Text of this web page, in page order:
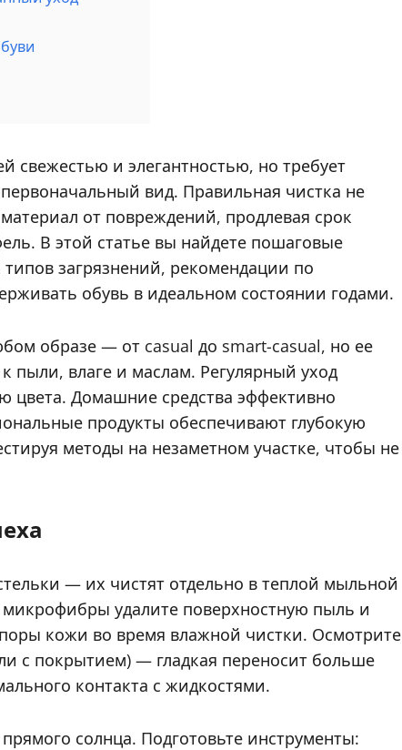
свежестью и элегантностью, но требует
вид. Правильная чистка не
от повреждений, продлевая срок
В этой статье вы найдете пошаговые
загрязнений, рекомендации по
обувь в идеальном состоянии годами.
образе — от casual до smart-casual, но ее
пыли, влаге и маслам. Регулярный уход
Домашние средства эффективно
продукты обеспечивают глубокую
методы на незаметном участке, чтобы не
— их чистят отдельно в теплой мыльной
удалите поверхностную пыль и
кожи во время влажной чистки. Осмотрите
с покрытием) — гладкая переносит больше
контакта с жидкостями.
солнца. Подготовьте инструменты: